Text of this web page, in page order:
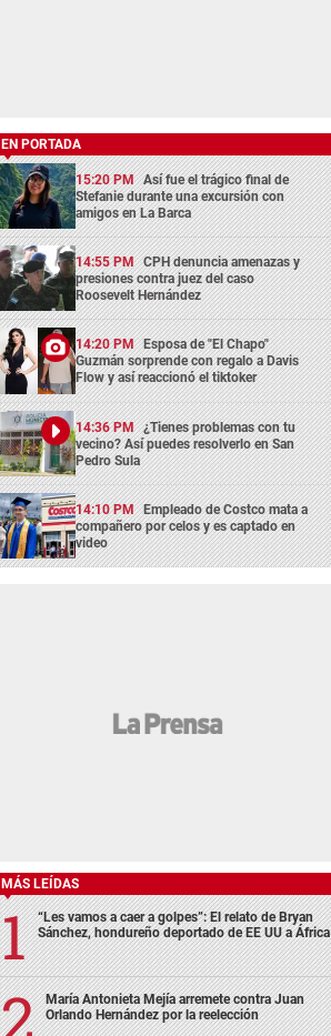
EN PORTADA
15:20 PM Así fue el trágico final de
Stefanie durante una excursión con
amigos en La Barca
14:55 PM CPH denuncia amenazas y
presiones contra juez del caso
Roosevelt Hernández
14:20 PM Esposa de "El Chapo"
Guzmán sorprende con regalo a Davis
Flow y así reaccionó el tiktoker
14:36 PM ¿Tienes problemas con tu
vecino? Así puedes resolverlo en San
Pedro Sula
14:10 PM Empleado de Costco mata a
compañero por celos y es captado en
video
MÁS LEÍDAS
“Les vamos a caer a golpes”: El relato de Bryan
Sánchez, hondureño deportado de EE UU a África
María Antonieta Mejía arremete contra Juan
Orlando Hernández por la reelección